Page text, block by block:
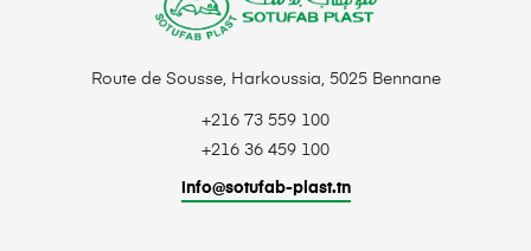
Route de Sousse, Harkoussia, 5025 Bennane
+216 73 559 100
+216 36 459 100
info@sotufab-plast.tn